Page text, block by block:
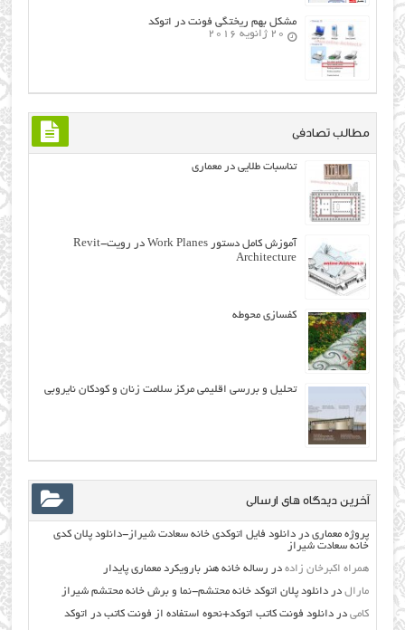
مشکل بهم ریختگی فونت در اتوکد
20 ژانویه 2016
مطالب تصادفی
تناسبات طلایی در معماری
آموزش کامل دستور Work Planes در رویت-Revit
Architecture
کفسازی محوطه
تحلیل و بررسی اقلیمی مرکز سلامت زنان و کودکان نایروبی
آخرین دیدگاه های ارسالی
پروژه معماری دردانلود فایل اتوکدی خانه سعادت شیراز-دانلود پلان کدی
خانه سعادت شیراز
همراه اکبرخان زاده در رساله خانه هنر بارویکرد معماری پایدار
مارال دردانلود پلان اتوکد خانه محتشم-نما و برش خانه محتشم شیراز
کامی دردانلود فونت کاتب اتوکد+نحوه استفاده از فونت کاتب در اتوکد